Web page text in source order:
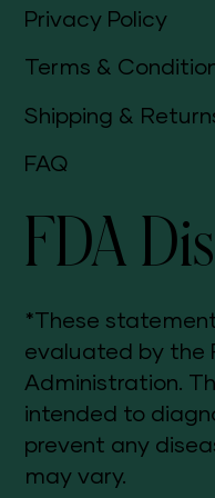
FDA
*These
evaluated by the
Administration.
intended to
prevent any
may vary.
Privacy Policy
Terms &
Shipping &
FAQ